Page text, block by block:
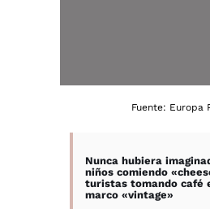
Fuente: Europa
Nunca hubiera
niños comiendo
turistas tomando café
marco «vintage»